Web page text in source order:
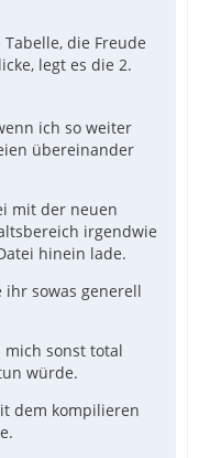
die Freude
legt es die 2.
ich so weiter
übereinander
mit der neuen
irgendwie
hinein lade.
sowas generell
mich sonst total
würde.
dem kompilieren